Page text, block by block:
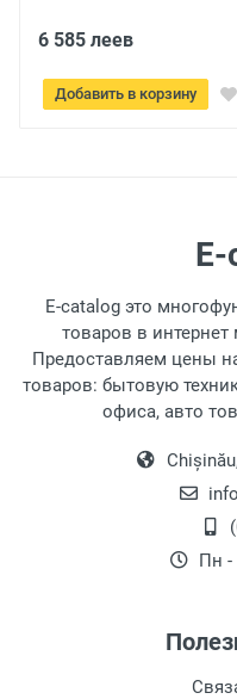
6 985 леев
Добавить в корзину
E-catalog это
товаров в
Предоставляем цены
товаров: бытовую
офиса, авто
Пн -